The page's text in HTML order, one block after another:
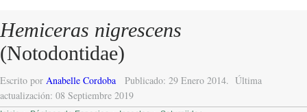
Hemiceras nigrescens
(Notodontidae)
Escrito por Anabelle Cordoba Publicado: 29 Enero 2014. Última
actualización: 08 Septiembre 2019